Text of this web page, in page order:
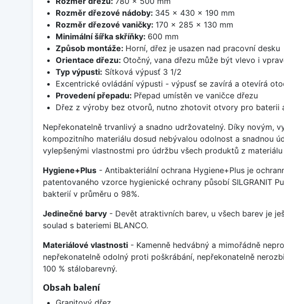
Rozměr dřezové nádoby: 345 x 430 x 190 mm
Rozměr dřezové vaničky: 170 x 285 x 130 mm
Minimální šířka skříňky: 600 mm
Způsob montáže: Horní, dřez je usazen nad pracovní desku
Orientace dřezu: Otočný, vana dřezu může být vlevo i
Typ výpusti: Sítková výpusť 3 1/2
Excentrické ovládání výpusti - výpusť se zavírá a otevírá
Provedení přepadu: Přepad umístěn ve vaničce dřezu
Dřez z výroby bez otvorů, nutno zhotovit otvory pro baterii
Nepřekonatelně trvanlivý a snadno udržovatelný. Díky novým,
kompozitního materiálu dosud nebývalou odolnost a snadnou
vylepšenými vlastnostmi pro údržbu všech produktů z
Hygiene+Plus - Antibakteriální ochrana Hygiene+Plus je
patentovaného vzorce hygienické ochrany působí SILGRANIT
bakterií v průměru o 98%.
Jedinečné barvy - Devět atraktivních barev, u všech barev je
soulad s bateriemi BLANCO.
Materiálové vlastnosti - Kamenně hedvábný a mimořádně
nepřekonatelně odolný proti poškrábání, nepřekonatelně
100 % stálobarevný.
Obsah balení